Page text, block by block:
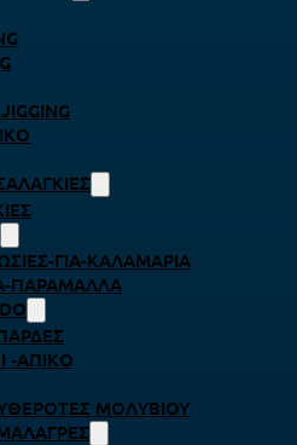
ΓΙΑ-ΚΑΛΑΜΆΡΙΑ
ΠΑΡΆΜΑΛΛΑ
-ΑΠΊΚΟ
ΜΟΛΥΒΙΟΎ